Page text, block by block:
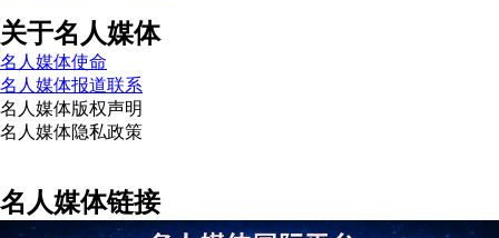
关于名人媒体
名人媒体使命
名人媒体报道联系
名人媒体版权声明
名人媒体隐私政策
名人媒体链接